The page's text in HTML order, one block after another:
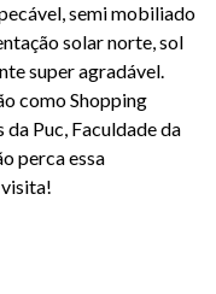
semi mobiliado
solar norte, sol
super agradável.
como Shopping
Puc, Faculdade da
perca essa